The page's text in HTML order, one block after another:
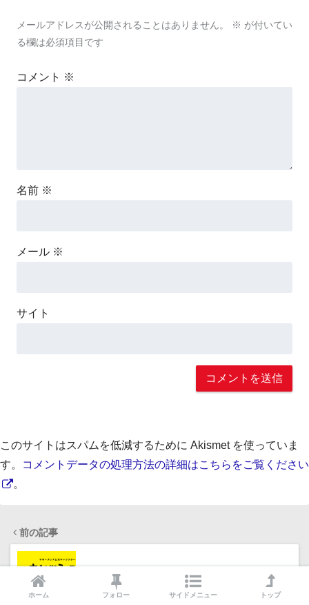
メールアドレスが公開されることはありません。 ※ が付いてい
る欄は必須項目です
コメント ※
名前 ※
メール ※
サイト
このサイトはスパムを低減するために Akismet を使っていま
す。
コメントデータの処理方法の詳細はこちらをご覧ください
。
前の記事
中西アルノさんの愛用品・おすすめグッズまと
ホーム フォロー サイドメニュー トップ